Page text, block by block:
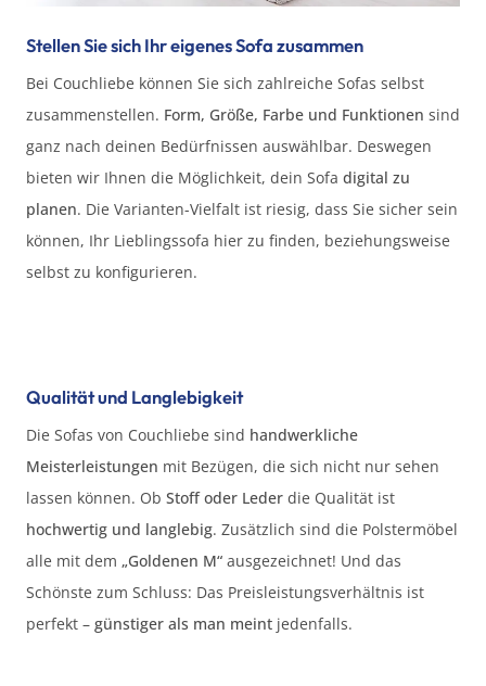
Stellen Sie sich Ihr eigenes Sofa zusammen
Bei Couchliebe können Sie sich zahlreiche Sofas selbst
zusammenstellen. Form, Größe, Farbe und Funktionen sind
ganz nach deinen Bedürfnissen auswählbar. Deswegen
bieten wir Ihnen die Möglichkeit, dein Sofa digital zu
planen. Die Varianten-Vielfalt ist riesig, dass Sie sicher sein
können, Ihr Lieblingssofa hier zu finden, beziehungsweise
selbst zu konfigurieren.
Qualität und Langlebigkeit
Die Sofas von Couchliebe sind handwerkliche
Meisterleistungen mit Bezügen, die sich nicht nur sehen
lassen können. Ob Stoff oder Leder die Qualität ist
hochwertig und langlebig. Zusätzlich sind die Polstermöbel
alle mit dem „Goldenen M“ ausgezeichnet! Und das
Schönste zum Schluss: Das Preisleistungsverhältnis ist
perfekt – günstiger als man meint jedenfalls.